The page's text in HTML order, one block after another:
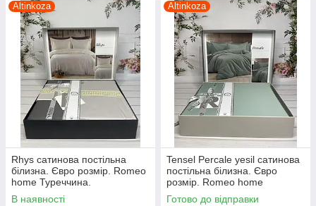
Altinkoza
Rhys сатинова постільна
білизна. Євро розмір. Romeo
home Туреччина.
В наявності
Altinkoza
Tensel Percale yesil сатинова
постільна білизна. Євро
розмір. Romeo home
Туреччина.
Готово до відправки